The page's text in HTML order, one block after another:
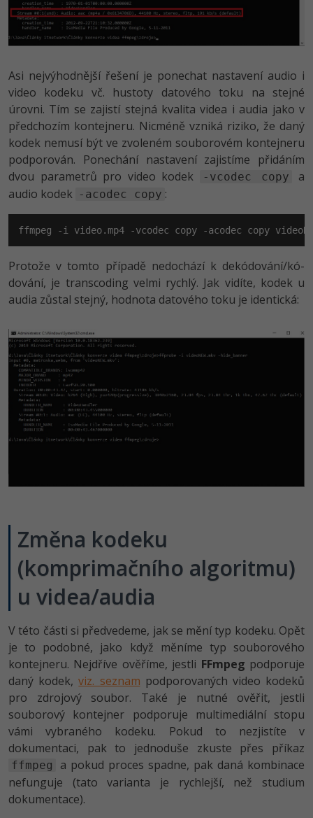
Asi nejvýhodnější řešení je ponechat nastavení audio i
video kodeku vč. hustoty datového toku na stejné
úrovni. Tím se zajistí stejná kvalita videa i audia jako v
předchozím kontejneru. Nicméně vzniká riziko, že daný
kodek nemusí být ve zvoleném souborovém kontejneru
podporován. Ponechání nastavení zajistíme přidáním
dvou parametrů pro video kodek
-vcodec copy
a
audio kodek -acodec copy :
ffmpeg -i video.mp4 -vcodec copy -acodec copy
Protože v tomto případě nedochází k dekódování/kó­
dování, je transcoding velmi rychlý. Jak vidíte, kodek u
audia zůstal stejný, hodnota datového toku je identická:
Změna kodeku
(komprimačního algoritmu)
u videa/audia
V této části si předvedeme, jak se mění typ kodeku. Opět
je to podobné, jako když měníme typ souborového
kontejneru. Nejdříve ověříme, jestli FFmpeg podporuje
daný kodek,viz. seznam podporovaných video kodeků
pro zdrojový soubor. Také je nutné ověřit, jestli
souborový kontejner podporuje multimediální stopu
vámi vybraného kodeku. Pokud to nezjistíte v
dokumentaci, pak to jednoduše zkuste přes příkaz
ffmpeg
a pokud proces spadne, pak daná kombinace
nefunguje (tato varianta je rychlejší, než studium
dokumentace).